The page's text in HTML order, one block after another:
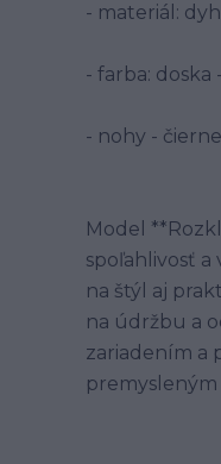
- materiál:
- farba: doska
- nohy - čierne
Model
spoľahlivosť
na štýl aj
na údržbu a
zariadením a